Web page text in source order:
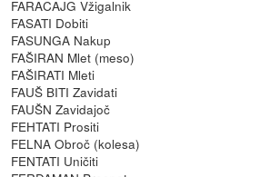
FARACAJG Vžigalnik
FASATI Dobiti
FASUNGA Nakup
FAŠIRAN Mlet (meso)
FAŠIRATI Mleti
FAUŠ BITI Zavidati
FAUŠN Zavidajoč
FEHTATI Prositi
FELNA Obroč (kolesa)
FENTATI Uničiti